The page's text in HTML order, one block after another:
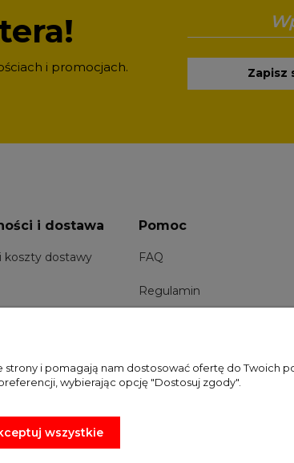
i promocjach. Zapisz
i dostawa
koszty dostawy
Pomoc
FAQ
Regulamin
i pomagają nam dostosować ofertę do Twoich
wybierając opcję "Dostosuj zgody".
wszystkie